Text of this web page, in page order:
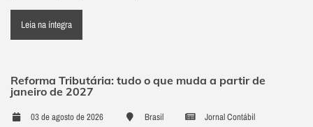
Leia na íntegra
Reforma Tributária: tudo o que muda a partir de
janeiro de 2027
03 de agosto de 2026 Brasil Jornal Contábil